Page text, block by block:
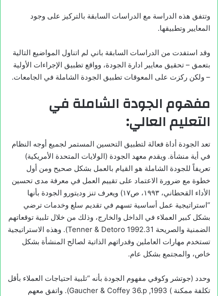
وتتفق هذه الدراسة مع الدراسات السابقة بالتركيز على وجود
المعايير وتطبيقها.
وقد استفدت من الدراسات السابقة باني لم اتناول المواضيع التالية
بتعمق – تحقيق معايير ادارة الجودة، وواقع تطبيق الإجراءات الأولية
– ولكن ركزت على المعوقات تطبيق الجودة الشاملة في الجامعات.
مفهوم الجودة الشاملة في
التعليم العالي:
تعد الجودة أداة فعالة لتطبيق التحسين المستمر لجميع أوجه النظام
في أية منشأة. ويقدم معهد الجودة (الولايات المتحدة الأمريكية)
تعريفاً للجودة الشاملة هو القيام بالعمل بشكل صحيح ومن أول
خطوة مع ضرورة الاعتماد على تقييم العمل في معرفة مدى تحسين
الأداء القحطاني، ۱۹۹۳، ص۱۷) ويعرف تنز وديتورو الجودة بأنها
“استراتيجية عمل أساسية تسهم في تقديم سلع وخدمات ترضي
بشكل كبير العملاء في الداخل والخارج، وذلك من خلال تلبية توقعاتهم
الضمنية والصريحة 1992.31 Tenner & Detoro). وهذه الاستراتيجية
تستخدم مهارات العاملين وقدراتهم الذاتية لصالح المنشأة بشكل
خاص، والمجتمع بشكل عام.
وحدد (جوتشر وكوفي مفهوم الجودة بأنه “تلبية احتياجات العملاء بأقل
تكلفة ممكنة ) Gaucher & Coffey 36.p ,1993). واتفق معهم